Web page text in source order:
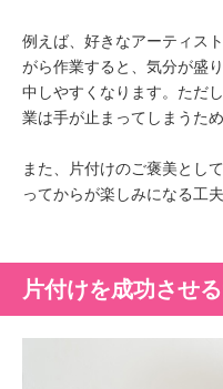
例えば、好きなアーティス
がら作業すると、気分が盛
中しやすくなります。ただ
業は手が止まってしまうた
また、片付けのご褒美とし
ってからが楽しみになる工
片付けを成功させ